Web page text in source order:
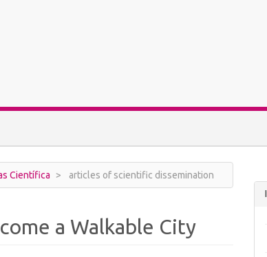
Científica articles of scientific dissemination
a Walkable City